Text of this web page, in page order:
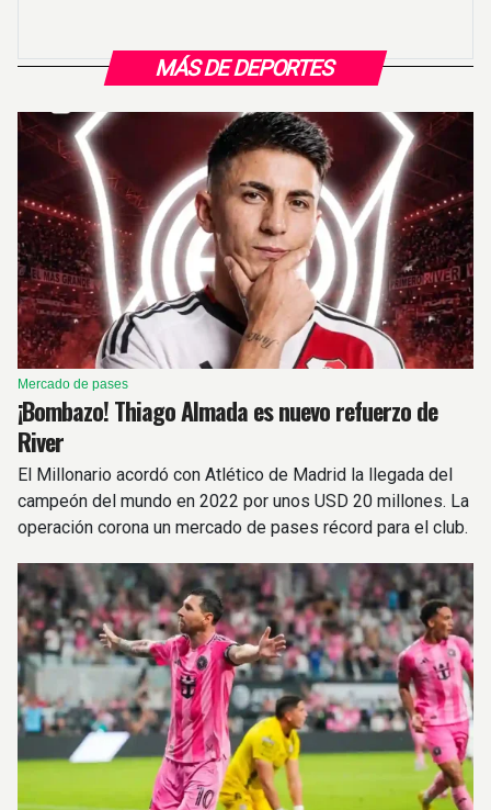
MÁS DE DEPORTES
Mercado de pases
¡Bombazo! Thiago Almada es nuevo refuerzo de
River
El Millonario acordó con Atlético de Madrid la llegada del
campeón del mundo en 2022 por unos USD 20 millones. La
operación corona un mercado de pases récord para el club.